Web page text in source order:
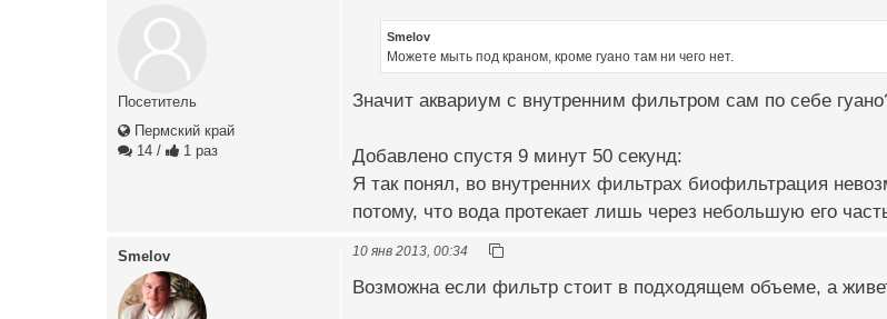
Посетитель
Пермский край
14 / 1 раз
Smelov
Можете мыть под краном, кроме гуано там ни чего нет.
Значит аквариум с внутренним фильтром сам по себе
Добавлено спустя 9 минут 50 секунд:
Я так понял, во внутренних фильтрах биофильтрация
потому, что вода протекает лишь через небольшую его
Smelov 10 янв 2013, 00:34
Возможна если фильтр стоит в подходящем объеме, а